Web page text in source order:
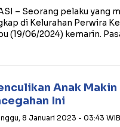
– Seorang pelaku yang
di Kelurahan Perwira
(19/06/2024) kemarin.
Anak
Ini
8 Januari 2023 - 03:43 WIB